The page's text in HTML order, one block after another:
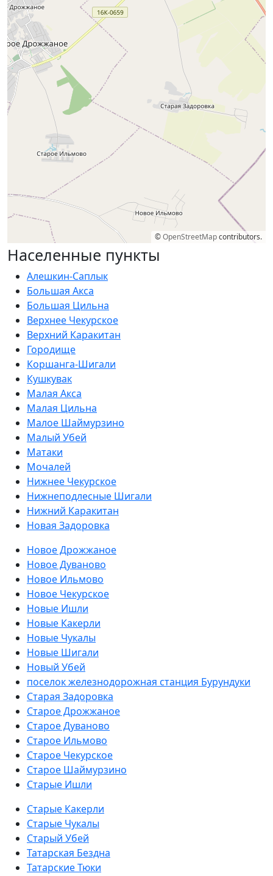
©OpenStreetMapcontributors.
Населенные пункты
Алешкин-Саплык
Большая Акса
Большая Цильна
Верхнее Чекурское
Верхний Каракитан
Городище
Коршанга-Шигали
Кушкувак
Малая Акса
Малая Цильна
Малое Шаймурзино
Малый Убей
Матаки
Мочалей
Нижнее Чекурское
Нижнеподлесные Шигали
Нижний Каракитан
Новая Задоровка
Новое Дрожжаное
Новое Дуваново
Новое Ильмово
Новое Чекурское
Новые Ишли
Новые Какерли
Новые Чукалы
Новые Шигали
Новый Убей
поселок железнодорожная станция Бурундуки
Старая Задоровка
Старое Дрожжаное
Старое Дуваново
Старое Ильмово
Старое Чекурское
Старое Шаймурзино
Старые Ишли
Старые Какерли
Старые Чукалы
Старый Убей
Татарская Бездна
Татарские Тюки